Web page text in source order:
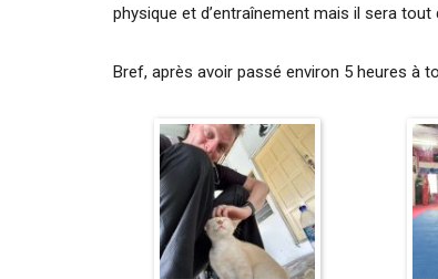
physique et d’entraînement mais il sera
Bref, après avoir passé environ 5 heures à